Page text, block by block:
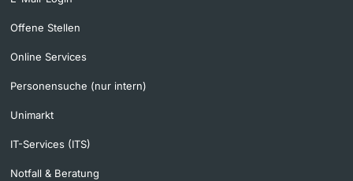
Offene Stellen
Online Services
Personensuche (nur intern)
Unimarkt
IT-Services (ITS)
Notfall & Beratung